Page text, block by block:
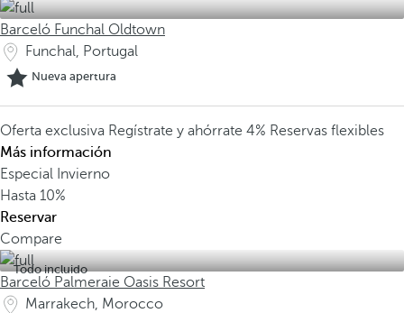
Barceló Funchal Oldtown
Funchal, Portugal
Nueva apertura
Oferta exclusiva Regístrate y ahórrate 4% Reservas flexibles
Más información
Especial Invierno
Hasta 10%
Reservar
Compare
Todo incluido
Barceló Palmeraie Oasis Resort
Marrakech, Morocco